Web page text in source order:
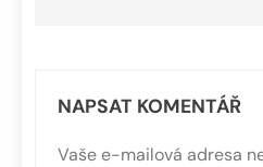
NAPSAT KOMENTÁŘ
Vaše e-mailová adresa